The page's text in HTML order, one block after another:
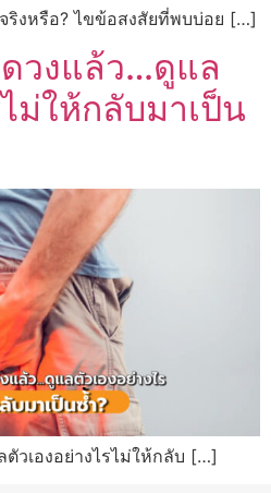
ริงหรือ? ไขข้อสงสัยที่พบบ่อย […]
วงแล้ว…ดูแล
ม่ให้กลับมาเป็น
วเองอย่างไรไม่ให้กลับ […]